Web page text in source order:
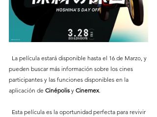
pueden buscar más información sobre los cines
participantes y las funciones disponibles en la
aplicación de Cinépolis y Cinemex